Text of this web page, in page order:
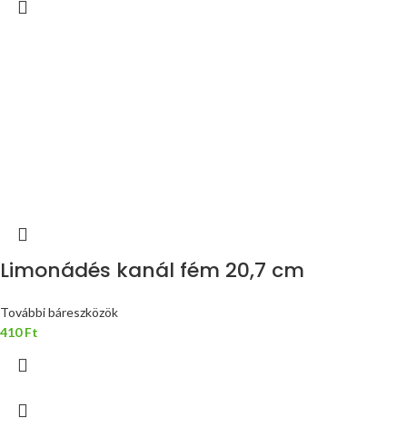
Limonádés kanál fém 20,7 cm
További báreszközök
410Ft